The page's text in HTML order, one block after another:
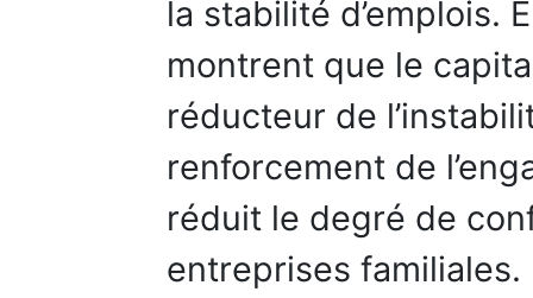
la stabilité d’emplois.
montrent que le
réducteur de
renforcement de
réduit le degré de
entreprises familiales.